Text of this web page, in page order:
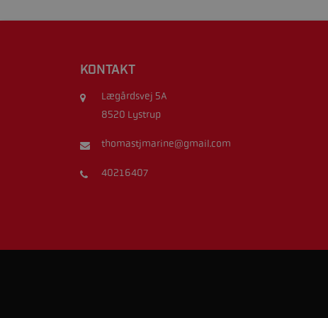
KONTAKT
Lægårdsvej 5A
8520 Lystrup
thomastjmarine@gmail.com
40216407